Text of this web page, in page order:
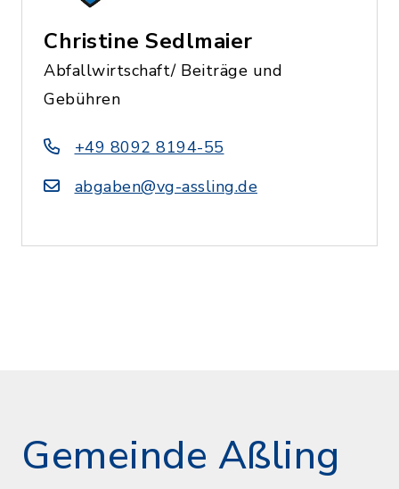
Christine Sedlmaier
Abfallwirtschaft/ Beiträge und
Gebühren
+49 8092 8194-55
abgaben@vg-assling.de
Gemeinde Aßling